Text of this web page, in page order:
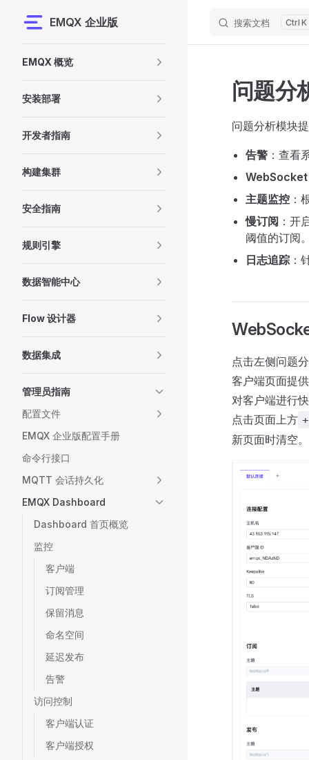
Skip to content
EMQX 企业版 搜索文档 K
EMQX 概览
安装部署
开发者指南
构建集群
安全指南
规则引擎
数据智能中心
Flow 设计器
数据集成
管理员指南
配置文件
EMQX 企业版配置手册
命令行接口
MQTT 会话持久化
EMQX Dashboard
Dashboard 首页概览
监控
客户端
订阅管理
保留消息
命名空间
延迟发布
告警
访问控制
客户端认证
客户端授权
问题分
问题分析模块
告警 ：查看
WebSocket
主题监控 ：
慢订阅 ：开
阈值的订阅
日志追踪 ：
点击左侧问题
客户端页面提
对客户端进行
点击页面上方 +
新页面时清空。